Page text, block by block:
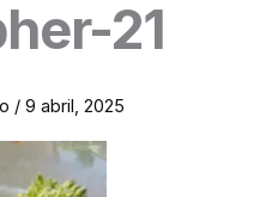
21
/ 9 abril, 2025